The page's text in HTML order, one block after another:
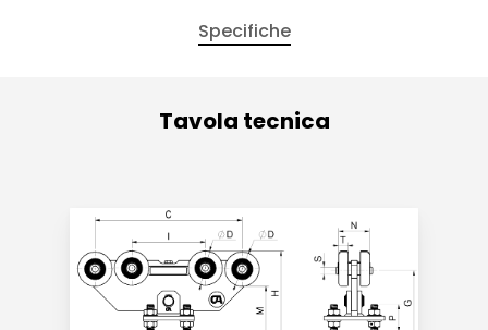
Specifiche
Tavola tecnica